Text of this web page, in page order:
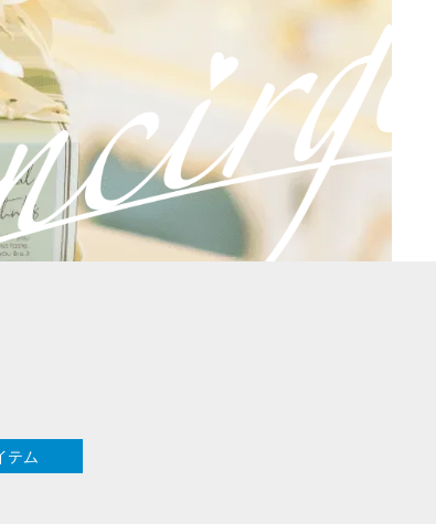
テム